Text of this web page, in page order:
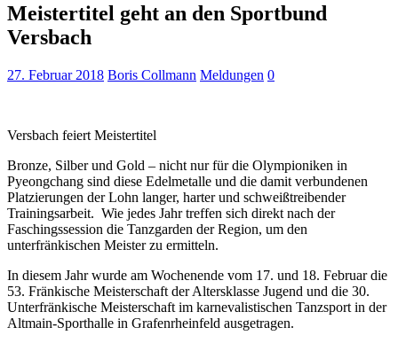
Meistertitel geht an den Sportbund
Versbach
27. Februar 2018 Boris Collmann Meldungen 0
Versbach feiert Meistertitel
Bronze, Silber und Gold – nicht nur für die Olympioniken in
Pyeongchang sind diese Edelmetalle und die damit verbundenen
Platzierungen der Lohn langer, harter und schweißtreibender
Trainingsarbeit. Wie jedes Jahr treffen sich direkt nach der
Faschingssession die Tanzgarden der Region, um den
unterfränkischen Meister zu ermitteln.
In diesem Jahr wurde am Wochenende vom 17. und 18. Februar die
53. Fränkische Meisterschaft der Altersklasse Jugend und die 30.
Unterfränkische Meisterschaft im karnevalistischen Tanzsport in der
Altmain-Sporthalle in Grafenrheinfeld ausgetragen.